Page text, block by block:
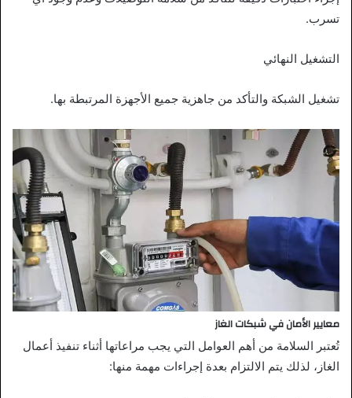
تسرب.
التشغيل النهائي
تشغيل الشبكة والتأكد من جاهزية جميع الأجهزة المرتبطة بها.
معايير الأمان في شبكات الغاز
تُعتبر السلامة من أهم العوامل التي يجب مراعاتها أثناء تنفيذ أعمال
الغاز، لذلك يتم الالتزام بعدة إجراءات مهمة منها: